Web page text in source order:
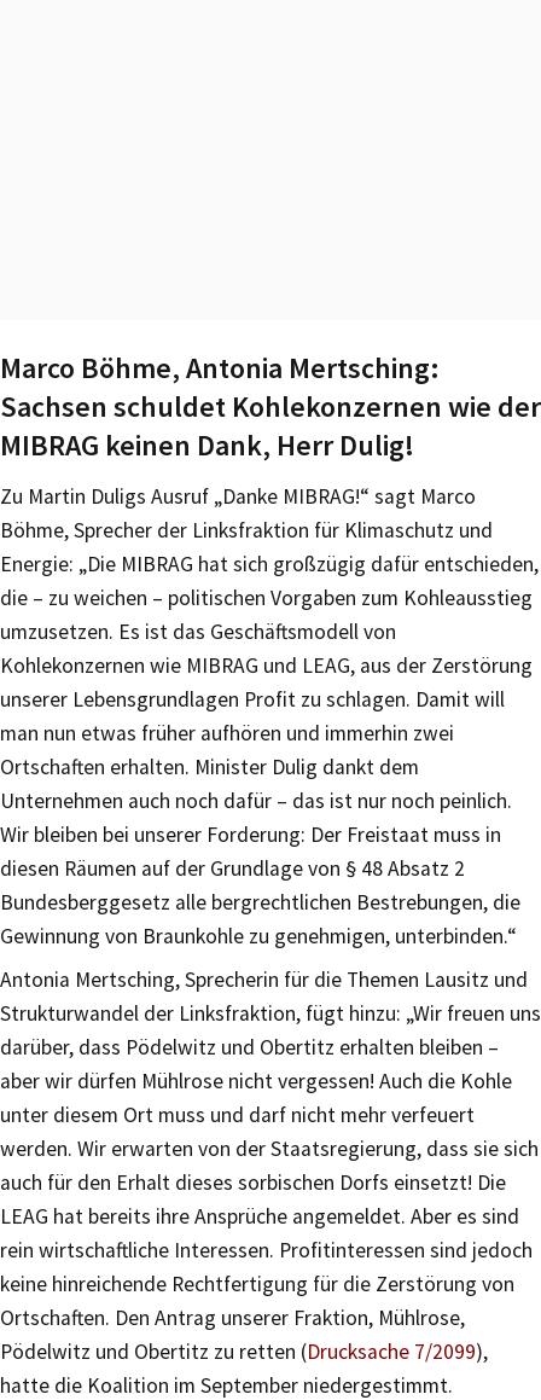
Marco Böhme, Antonia Mertsching:
Sachsen schuldet Kohlekonzernen wie der
MIBRAG keinen Dank, Herr Dulig!
Zu Martin Duligs Ausruf „Danke MIBRAG!“ sagt Marco
Böhme, Sprecher der Linksfraktion für Klimaschutz und
Energie: „Die MIBRAG hat sich großzügig dafür entschieden,
die – zu weichen – politischen Vorgaben zum Kohleausstieg
umzusetzen. Es ist das Geschäftsmodell von
Kohlekonzernen wie MIBRAG und LEAG, aus der Zerstörung
unserer Lebensgrundlagen Profit zu schlagen. Damit will
man nun etwas früher aufhören und immerhin zwei
Ortschaften erhalten. Minister Dulig dankt dem
Unternehmen auch noch dafür – das ist nur noch peinlich.
Wir bleiben bei unserer Forderung: Der Freistaat muss in
diesen Räumen auf der Grundlage von § 48 Absatz 2
Bundesberggesetz alle bergrechtlichen Bestrebungen, die
Gewinnung von Braunkohle zu genehmigen, unterbinden.“
Antonia Mertsching, Sprecherin für die Themen Lausitz und
Strukturwandel der Linksfraktion, fügt hinzu: „Wir freuen uns
darüber, dass Pödelwitz und Obertitz erhalten bleiben –
aber wir dürfen Mühlrose nicht vergessen! Auch die Kohle
unter diesem Ort muss und darf nicht mehr verfeuert
werden. Wir erwarten von der Staatsregierung, dass sie sich
auch für den Erhalt dieses sorbischen Dorfs einsetzt! Die
LEAG hat bereits ihre Ansprüche angemeldet. Aber es sind
rein wirtschaftliche Interessen. Profitinteressen sind jedoch
keine hinreichende Rechtfertigung für die Zerstörung von
Ortschaften. Den Antrag unserer Fraktion, Mühlrose,
Pödelwitz und Obertitz zu retten (Drucksache 7/2099),
hatte die Koalition im September niedergestimmt.